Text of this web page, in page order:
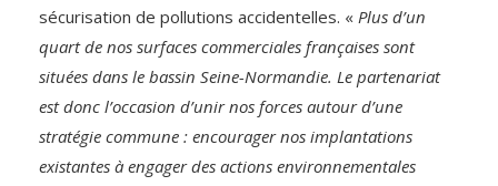
sécurisation de pollutions accidentelles. « Plus d’un
quart de nos surfaces commerciales françaises sont
situées dans le bassin Seine-Normandie. Le partenariat
est donc l’occasion d’unir nos forces autour d’une
stratégie commune : encourager nos implantations
existantes à engager des actions environnementales